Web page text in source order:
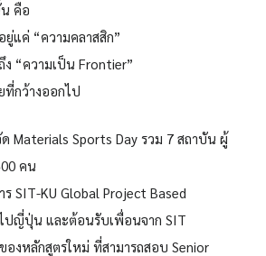
คือ
แค่ “ความคลาสสิก”
ง “ความเป็น Frontier”
ที่กว้างออกไป
Materials Sports Day รวม 7 สถาบัน ผู้
คน
ร SIT-KU Global Project Based
ปญี่ปุ่น และต้อนรับเพื่อนจาก SIT
องหลักสูตรใหม่ ที่สามารถสอบ Senior